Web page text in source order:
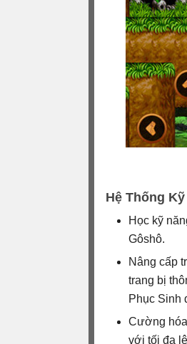
Hệ Thống
Học kỹ
Gôshô.
Nâng cấp
trang bị
Phục Sinh
Cường
với tối đa